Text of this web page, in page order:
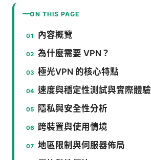
ON THIS PAGE
內容概覽
為什麼需要 VPN？
極光VPN 的核心特點
速度與穩定性測試與實際體驗
隱私與安全性分析
跨裝置與使用情境
地區限制與伺服器佈局